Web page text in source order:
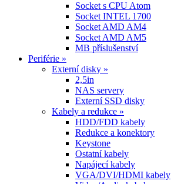
Socket s CPU Atom
Socket INTEL 1700
Socket AMD AM4
Socket AMD AM5
MB příslušenství
Periférie »
Externí disky »
2,5in
NAS servery
Externí SSD disky
Kabely a redukce »
HDD/FDD kabely
Redukce a konektory
Keystone
Ostatní kabely
Napájecí kabely
VGA/DVI/HDMI kabely